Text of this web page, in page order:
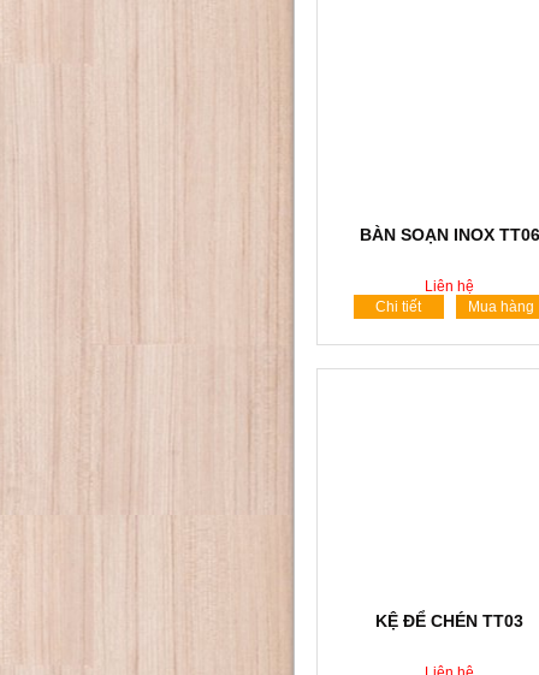
BÀN SOẠN INOX TT06
Liên hệ
Chi tiết
Mua hàng
KỆ ĐỂ CHÉN TT03